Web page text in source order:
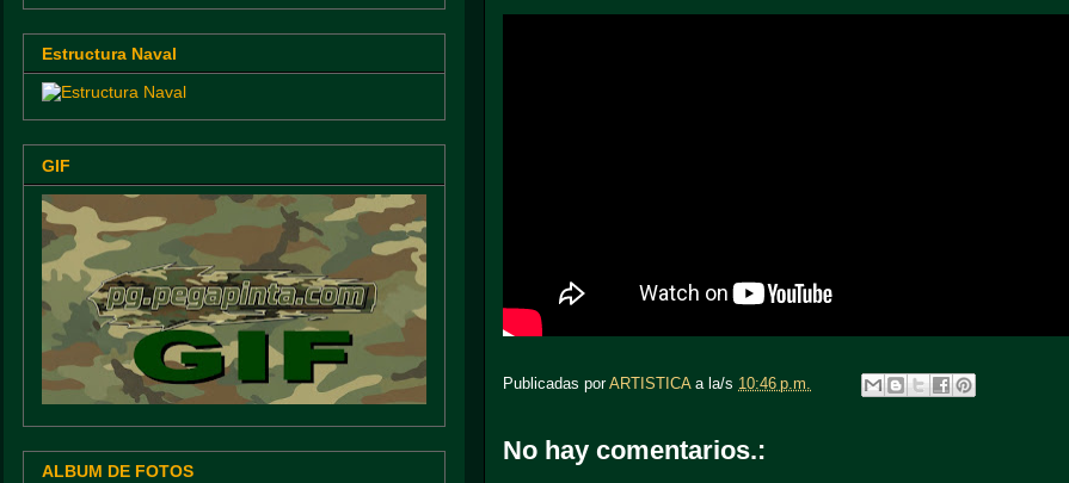
Publicadas porARTISTICA a la/s 10:46 p.m.
No hay comentarios.:
Estructura Naval
GIF
ALBUM DE FOTOS